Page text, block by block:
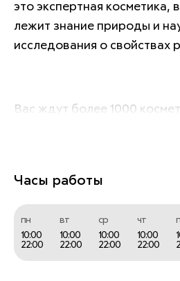
это экспертная косметика,
лежит знание природы и
исследования о свойствах
Вас ждут более 1000
•         парфюмерия,
•         декоративная
Часы работы
пн
10:00
22:00
вт
10:00
22:00
ср
10:00
22:00
чт
10:00
22:00